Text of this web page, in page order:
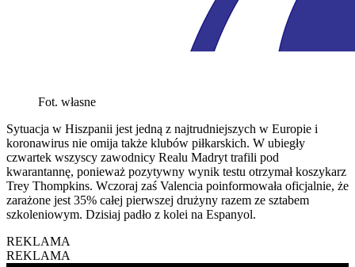
Fot. własne
Sytuacja w Hiszpanii jest jedną z najtrudniejszych w Europie i
koronawirus nie omija także klubów piłkarskich. W ubiegły
czwartek wszyscy zawodnicy Realu Madryt trafili pod
kwarantannę, ponieważ pozytywny wynik testu otrzymał koszykarz
Trey Thompkins. Wczoraj zaś Valencia poinformowała oficjalnie, że
zarażone jest 35% całej pierwszej drużyny razem ze sztabem
szkoleniowym. Dzisiaj padło z kolei na Espanyol.
REKLAMA
REKLAMA